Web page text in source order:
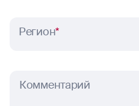
Регион*
Комментарий